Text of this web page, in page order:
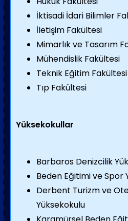
İktisadi İdari Bilimler
İletişim Fakültesi
Mimarlık ve Tasarım
Mühendislik Fakültesi
Teknik Eğitim Fakültesi
Tıp Fakültesi
Yüksekokullar
Barbaros Denizcilik
Beden Eğitimi ve Spor
Derbent Turizm ve
Yüksekokulu